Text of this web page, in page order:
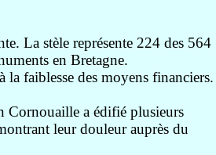
La stèle représente 224 des 564
en Bretagne.
la faiblesse des moyens financiers.
Cornouaille a édifié plusieurs
leur douleur auprès du